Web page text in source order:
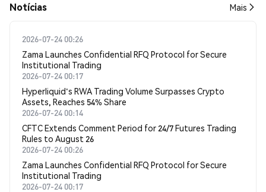
​​Notícias​​ Mais
2026-07-24 00:26
Zama Launches Confidential RFQ Protocol for Secure
Institutional Trading
2026-07-24 00:17
Hyperliquid's RWA Trading Volume Surpasses Crypto
Assets, Reaches 54% Share
2026-07-24 00:14
CFTC Extends Comment Period for 24/7 Futures Trading
Rules to August 26
2026-07-24 00:26
Zama Launches Confidential RFQ Protocol for Secure
Institutional Trading
2026-07-24 00:17